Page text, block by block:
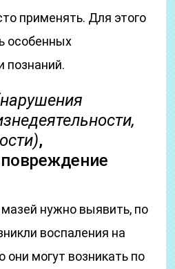
применять. Для этого
особенных
познаний.
,
нужно выявить, по
воспаления на
они могут возникать по